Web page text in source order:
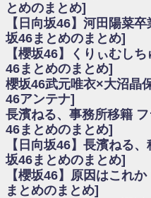
乃木坂欅坂まとめのまとめ / 【日
願いバッハ！』ミーグリ日程がこちら
欅坂/日向坂46まとめのまとめ /
これはマジギレしてる
乃木坂46アンテナ / 【櫻坂46】
ィット!】
乃木坂あんてな ～乃木坂46・欅
をピックアップ / 良い品揃え！櫻坂
シャルグッズ絶賛販売受付中
日向坂46まとめのまとめ / 【日
いバッハ！』ミーグリ日程がこちら
日向坂46まとめのまとめ / 【元
ビで見かけるな
欅坂/日向坂46まとめのまとめ /
『Make or Break』オフィシャルグッ
とめのまとめ]
【日向坂46】河田陽菜
坂46まとめのまとめ]
【櫻坂46】くりぃむし
46まとめのまとめ]
櫻坂46武元唯衣×大沼晶
46アンテナ]
長濱ねる、事務所移籍
46まとめのまとめ]
【日向坂46】長濱ねる
坂46まとめのまとめ]
【櫻坂46】原因はこれ
まとめのまとめ]